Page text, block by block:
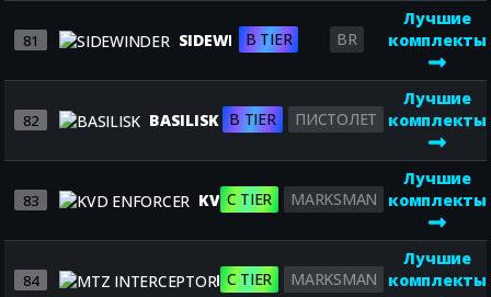
81 SIDEWINDER
B TIER BR
Лучшие
комплекты
82 BASILISK B TIER ПИСТОЛЕТ
Лучшие
комплекты
83 KVD ENFORCER
C TIER MARKSMAN
Лучшие
комплекты
84 MTZ INTERCEPTOR
C TIER MARKSMAN
Лучшие
комплекты